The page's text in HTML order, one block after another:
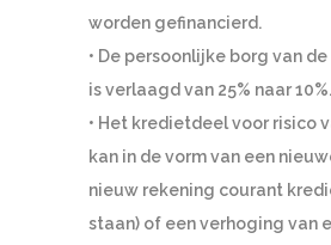
worden gefinancierd.
• De persoonlijke borg van
is verlaagd van 25% naar 10%.
• Het kredietdeel voor risico
kan in de vorm van een
nieuw rekening courant
staan) of een verhoging van